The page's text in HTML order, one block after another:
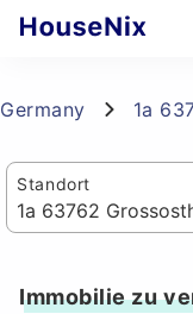
Germany 1a
Standort
Immobilie zu